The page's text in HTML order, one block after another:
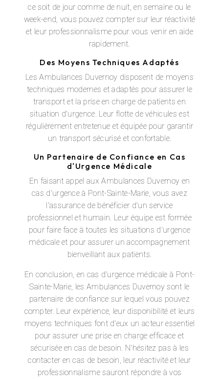
ce soit de jour comme de nuit, en semaine ou le
week-end, vous pouvez compter sur leur réactivité
et leur professionnalisme pour vous venir en aide
rapidement.
Des Moyens Techniques Adaptés
Les Ambulances Duvernoy disposent de moyens
techniques modernes et adaptés pour assurer le
transport et la prise en charge de patients en
situation d'urgence. Leur flotte de véhicules est
régulièrement entretenue et équipée pour garantir
un transport sécurisé et confortable.
Un Partenaire de Confiance en Cas
d'Urgence Médicale
En faisant appel aux Ambulances Duvernoy en
cas d'urgence à Pont-Sainte-Marie, vous avez
l'assurance de bénéficier d'un service
professionnel et humain. Leur équipe est formée
pour faire face à toutes les situations d'urgence
médicale et pour assurer un accompagnement
bienveillant aux patients.
En conclusion, en cas d'urgence médicale à Pont-
Sainte-Marie, les Ambulances Duvernoy sont le
partenaire de confiance sur lequel vous pouvez
compter. Leur expérience, leur disponibilité et leurs
moyens techniques font d'eux un acteur essentiel
pour assurer une prise en charge efficace et
sécurisée en cas de besoin. N'hésitez pas à les
contacter en cas de besoin, leur réactivité et leur
professionnalisme sauront répondre à vos